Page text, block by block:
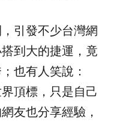
引發不少台灣網
到大的捷運，竟
也有人笑說：
頂標，只是自己
友也分享經驗，